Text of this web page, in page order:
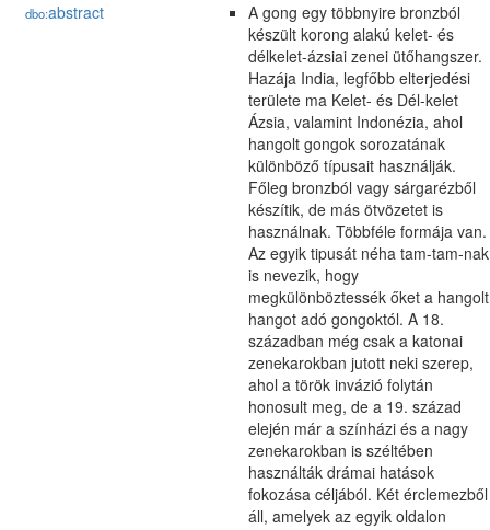
dbo:abstract
A gong egy többnyire bronzból
készült korong alakú kelet- és
délkelet-ázsiai zenei ütőhangszer.
Hazája India, legfőbb elterjedési
területe ma Kelet- és Dél-kelet
Ázsia, valamint Indonézia, ahol
hangolt gongok sorozatának
különböző típusait használják.
Főleg bronzból vagy sárgarézből
készítik, de más ötvözetet is
használnak. Többféle formája van.
Az egyik tipusát néha tam-tam-nak
is nevezik, hogy
megkülönböztessék őket a hangolt
hangot adó gongoktól. A 18.
században még csak a katonai
zenekarokban jutott neki szerep,
ahol a török invázió folytán
honosult meg, de a 19. század
elején már a színházi és a nagy
zenekarokban is széltében
használták drámai hatások
fokozása céljából. Két érclemezből
áll, amelyek az egyik oldalon